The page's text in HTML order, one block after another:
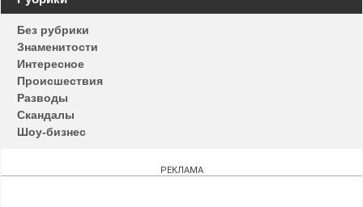
по
записям
Без рубрики
Знаменитости
Интересное
Происшествия
Разводы
Скандалы
Шоу-бизнес
РЕКЛАМА